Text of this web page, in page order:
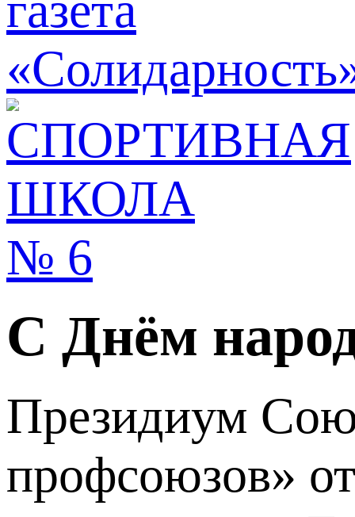
С Днём
Президиум
профсоюзов»